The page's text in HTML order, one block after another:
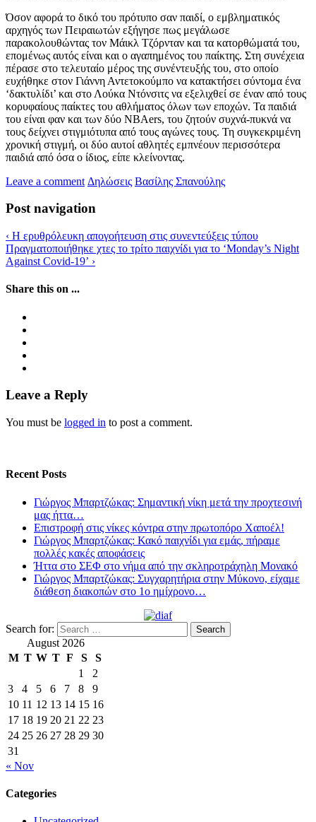
Όσον αφορά το δικό του πρότυπο σαν παιδί, ο εμβληματικός
αρχηγός των Πειραιωτών εξήγησε πως μεγάλωσε
παρακολουθώντας τον Μάικλ Τζόρνταν και τα κατορθώματά του,
επομένως αυτός είναι και ο αγαπημένος του παίκτης. Στη συνέχεια
πέρασε στο τελευταίο μέρος της συνέντευξής του, στο οποίο
ευχήθηκε στον Γιάννη Αντετοκούμπο να κατακτήσει σύντομα ένα
‘δακτυλίδι’ και στο Λούκα Ντόνσιτς να εξελιχθεί σε έναν από τους
κορυφαίους παίκτες του αθλήματος όλων των εποχών. Τα παιδιά
του είναι φαν και των δύο NBAers, του ζητούν συχνά-πυκνά να
τους δείχνει στιγμιότυπα από τους αγώνες τους. Τη συγκεκριμένη
χρονική στιγμή, οι δύο αυτοί αθλητές εμπνέουν περισσότερα
παιδιά από όσα ο ίδιος, είπε κλείνοντας.
Leave a comment Δηλώσεις Βασίλης Σπανούλης
Post navigation
‹ Η ερυθρόλευκη απογοήτευση στις συνεντεύξεις τύπου
Πραγματοποιήθηκε χτες το τρίτο παιχνίδι για το ‘Monday’s Night
Against Covid-19’ ›
Share this on ...
Leave a Reply
You must be logged in to post a comment.
Recent Posts
Γιώργος Μπαρτζώκας: Σημαντική νίκη μετά την προχτεσινή
μας ήττα…
Επιστροφή στις νίκες κόντρα στην πρωτοπόρο Χαποέλ!
Γιώργος Μπαρτζώκας: Κακό παιχνίδι για εμάς, πήραμε
πολλές κακές αποφάσεις
Ήττα στο ΣΕΦ στο νήμα από την σκληροτράχηλη Μονακό
Γιώργος Μπαρτζώκας: Συγχαρητήρια στην Μύκονο, είχαμε
διάθεση διακοπών στο 1ο ημίχρονο…
Search for:
August 2026
M T W T F S
S
1
2
3
4 5 6 7 8
9
10 11 12 13 14 15 16
17 18 19 20 21 22 23
24 25 26 27 28 29 30
31
« Nov
Categories